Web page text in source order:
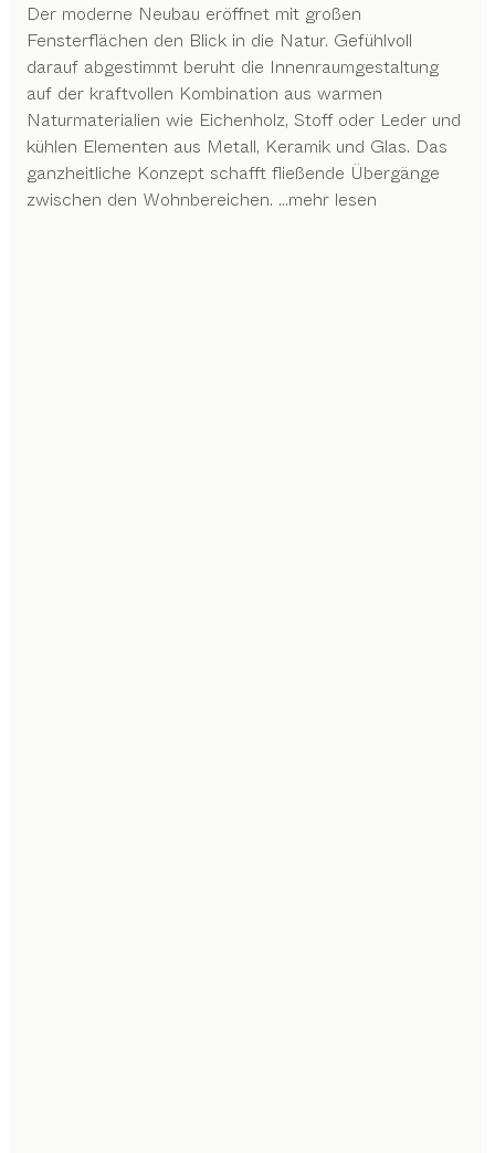
Der moderne Neubau eröffnet mit großen
Fensterflächen den Blick in die Natur. Gefühlvoll
darauf abgestimmt beruht die Innenraumgestaltung
auf der kraftvollen Kombination aus warmen
Naturmaterialien wie Eichenholz, Stoff oder Leder und
kühlen Elementen aus Metall, Keramik und Glas. Das
ganzheitliche Konzept schafft fließende Übergänge
zwischen den Wohnbereichen. ...mehr lesen